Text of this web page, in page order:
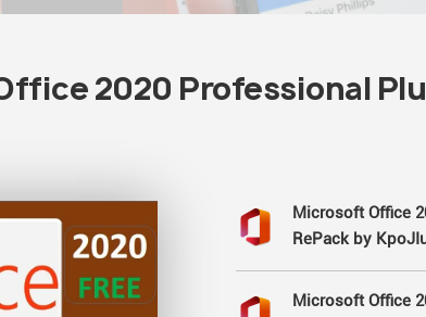
2020 Professional
Microsoft Office
RePack by
Microsoft Office